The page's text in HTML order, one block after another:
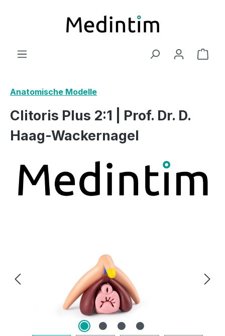
Anatomische Modelle
Clitoris Plus 2:1 | Prof. Dr. D.
Haag-Wackernagel